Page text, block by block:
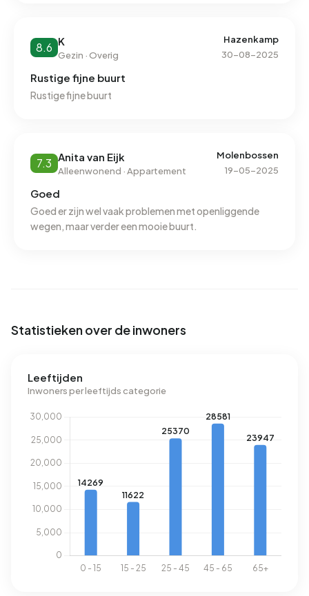
8.6 K
Gezin · Overig
Hazenkamp
30-08-2025
Rustige fijne buurt
Rustige fijne buurt
7.3 Anita van Eijk
Alleenwonend · Appartement
Molenbossen
19-05-2025
Goed
Goed er zijn wel vaak problemen met openliggende
wegen, maar verder een mooie buurt.
Statistieken over de inwoners
Leeftijden
Inwoners per leeftijds categorie